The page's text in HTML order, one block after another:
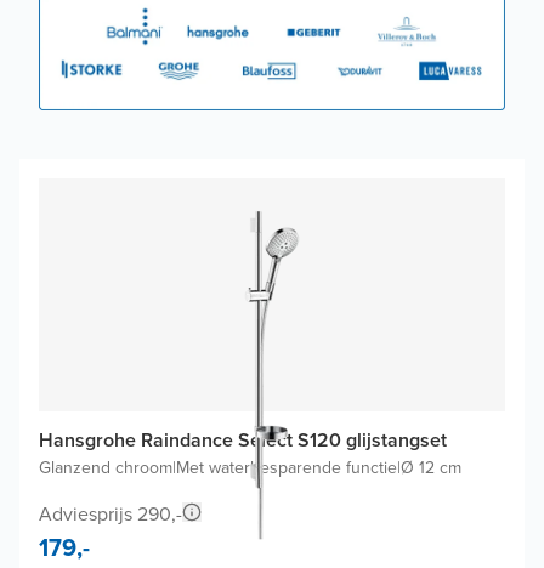
Hansgrohe Raindance Select S120 glijstangset
Glanzend chroom|Met waterbesparende functie|Ø 12 cm
Adviesprijs 290,-
179,-